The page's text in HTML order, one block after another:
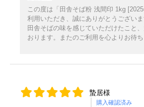
この度は「田舎そば粉 浅間印 1kg
利用いただき、誠にありがとうござい
田舎そばの味を感じていただけたこと
おります。またのご利用を心よりお待ち
蟄居様
購入確認済み